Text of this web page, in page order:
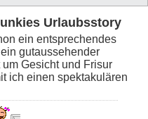
Urlaubsstory
ein entsprechendes
gutaussehender
Gesicht und Frisur
ich einen spektakulären